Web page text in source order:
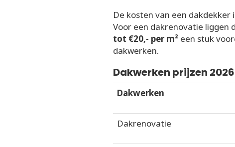
De kosten van een
Voor een dakrenovatie liggen
tot €20,- per m² een stuk
dakwerken.
Dakwerken prijzen 2026
Dakwerken
Dakrenovatie